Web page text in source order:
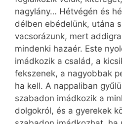
nagylány… Hétvégén és
délben ebédelünk, utána
vacsorázunk, mert
mindenki hazaér. Este
imádkozik a család, a
fekszenek, a nagyobbak
ha kell. A nappaliban
szabadon imádkozik a
dolgokról, és a gyerekek